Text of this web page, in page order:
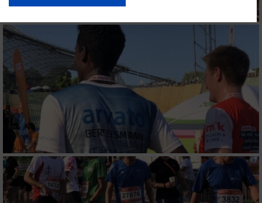
Website/App.
Partnerliste anzeigen (1 IAB-Anbieter)
Wir nutzen Ihre Daten für folgende Zwecke:
IAB-Verarbeitungszwecke:
Speichern von oder Zugriff auf Informationen
auf einem Endgerät
Verwendung reduzierter Daten zur Auswahl
von Werbeanzeigen
Erstellung von Profilen für personalisierte
Werbung